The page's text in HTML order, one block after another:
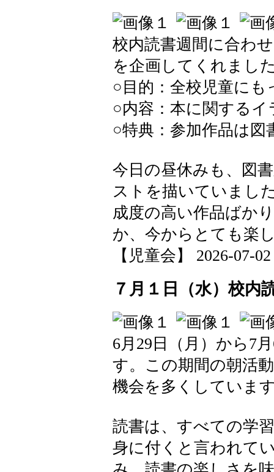
校内読書週間に合わ
を企画してくれまし
○目的：全校児童に
○内容：本に関するイ
○特典：参加作品は図
今日の昼休みも、図
ストを描いていまし
成度の高い作品ばか
か、今からとても楽
【児童会】 2026-07-
７月１日（水）校内
6月29日（月）から7
す。この期間の朝活
機会を多くしていま
読書は、すべての学
身に付くと言われて